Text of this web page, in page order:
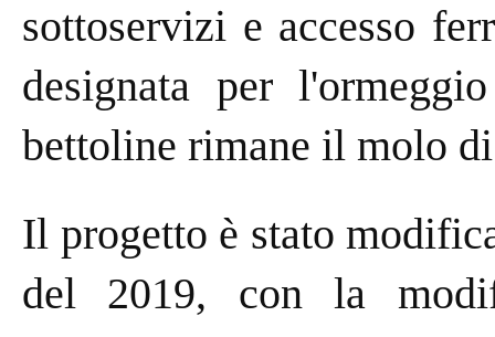
sottoservizi e accesso
designata per
bettoline rimane il molo
Il progetto è stato
del 2019, con la